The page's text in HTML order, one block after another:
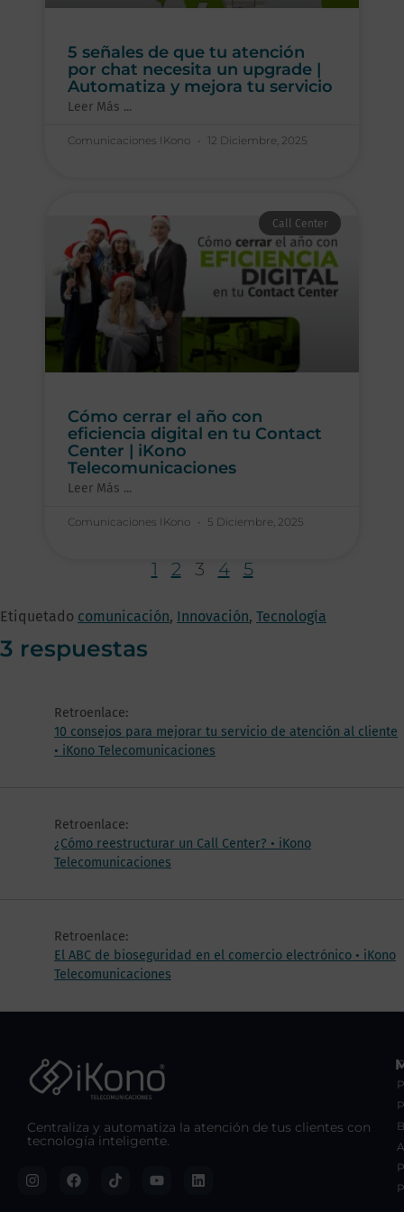
5 señales de que tu atención
por chat necesita un upgrade |
Automatiza y mejora tu servicio
Leer Más ...
Comunicaciones IKono 12 Diciembre, 2025
Call Center
Cómo cerrar el año con
eficiencia digital en tu Contact
Center | iKono
Telecomunicaciones
Leer Más ...
Comunicaciones IKono 5 Diciembre, 2025
1 2 3 4 5
Etiquetado comunicación, Innovación, Tecnología
3 respuestas
Retroenlace:
10 consejos para mejorar tu servicio de atención al cliente
• iKono Telecomunicaciones
Retroenlace:
¿Cómo reestructurar un Call Center? • iKono
Telecomunicaciones
Retroenlace:
El ABC de bioseguridad en el comercio electrónico • iKono
Telecomunicaciones
Centraliza y automatiza la atención de tus clientes con
tecnología inteligente.